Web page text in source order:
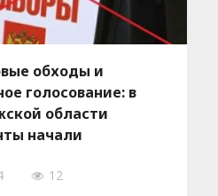
обходы и
голосование: в
области
начали
12